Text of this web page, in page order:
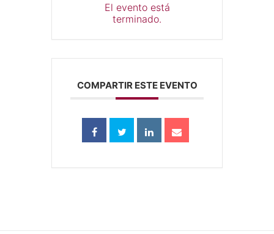
El evento está
terminado.
COMPARTIR ESTE EVENTO